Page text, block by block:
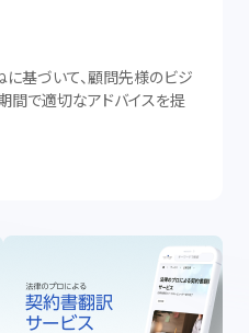
基づいて、顧問先様のビジ
間で適切なアドバイスを提